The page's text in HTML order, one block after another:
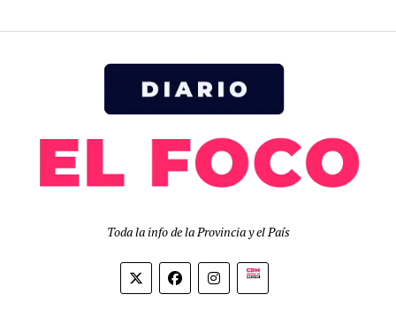
Toda la info de la Provincia y el País
Biolink